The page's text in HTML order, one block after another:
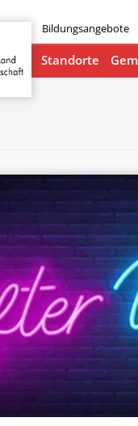
Bildungsangebote
Standorte